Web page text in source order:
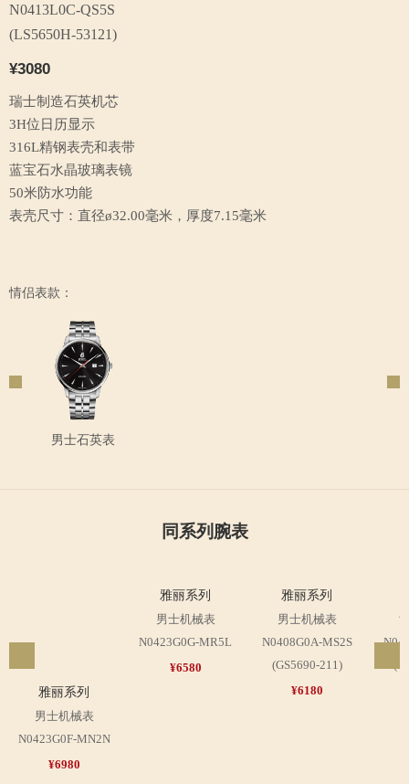
N0413L0C-QS5S
(LS5650H-53121)
¥3080
瑞士制造石英机芯
3H位日历显示
316L精钢表壳和表带
蓝宝石水晶玻璃表镜
50米防水功能
表壳尺寸：直径ø32.00毫米，厚度7.15毫米
情侣表款：
男士石英表
同系列腕表
雅丽系列
男士机械表
N0423G0F-MN2N
¥6980
雅丽系列
男士机械表
N0423G0G-MR5L
¥6580
雅丽系列
男士机械表
N0408G0A-MS2S
(GS5690-211)
¥6180